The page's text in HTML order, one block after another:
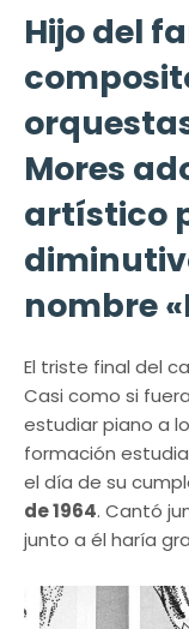
Hijo del
Mores
artístico
nombre
El triste final del
Casi como si
estudiar piano a
formación
el día de su
de 1964. Cantó
junto a él haría